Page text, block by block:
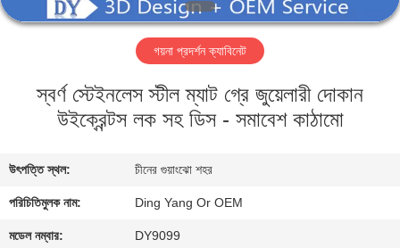
সম্বন্ধে
কারখানা
পরিদর্শন
গুণমান
নিয়ন্ত্রণ
গয়না প্রদর্শন ক্যাবিনেট
স্বর্ণ স্টেইনলেস স্টীল ম্যাট গ্রে জুয়েলারী দোকান
উইক্রেন্টস লক সহ ডিস - সমাবেশ কাঠামো
উৎপত্তি স্থল: চীনের গুয়াংঝো শহর
পরিচিতিমুলক নাম: Ding Yang Or OEM
মডেল নম্বার: DY9099